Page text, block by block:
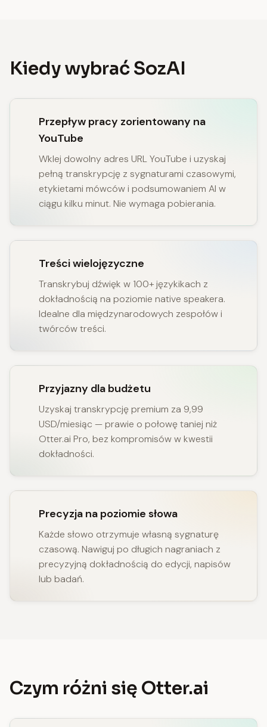
Kiedy wybrać SozAI
Przepływ pracy zorientowany na
YouTube
Wklej dowolny adres URL YouTube i uzyskaj
pełną transkrypcję z sygnaturami czasowymi,
etykietami mówców i podsumowaniem AI w
ciągu kilku minut. Nie wymaga pobierania.
Treści wielojęzyczne
Transkrybuj dźwięk w 100+ językikach z
dokładnością na poziomie native speakera.
Idealne dla międzynarodowych zespołów i
twórców treści.
Przyjazny dla budżetu
Uzyskaj transkrypcję premium za 9,99
USD/miesiąc — prawie o połowę taniej niż
Otter.ai Pro, bez kompromisów w kwestii
dokładności.
Precyzja na poziomie słowa
Każde słowo otrzymuje własną sygnaturę
czasową. Nawiguj po długich nagraniach z
precyzyjną dokładnością do edycji, napisów
lub badań.
Czym różni się Otter.ai